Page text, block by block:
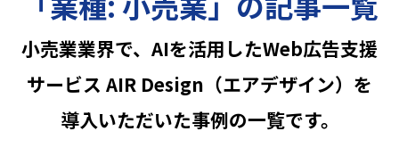
小売業業界で、AIを活用したWeb広告支援
サービス AIR Design（エアデザイン）を
導入いただいた事例の一覧です。